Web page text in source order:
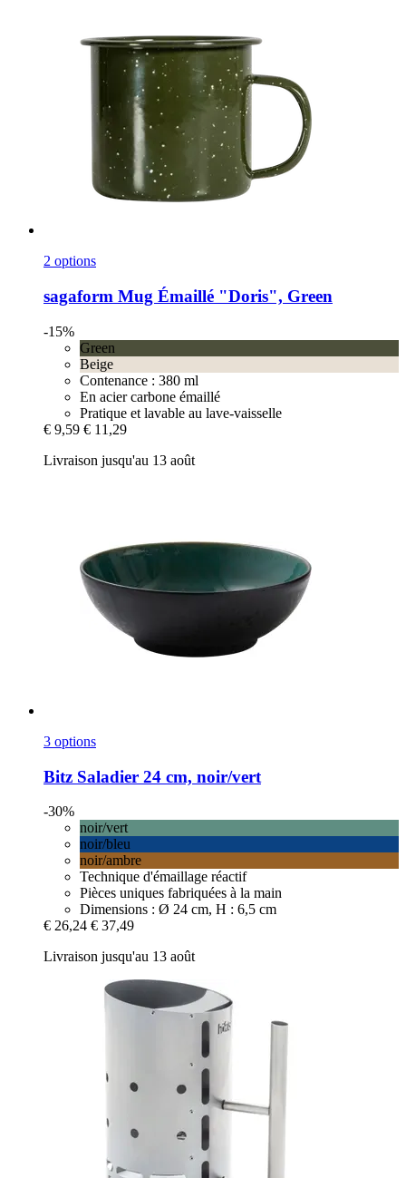
2 options
sagaform Mug Émaillé "Doris", Green
-15%
Green
Beige
Contenance : 380 ml
En acier carbone émaillé
Pratique et lavable au lave-vaisselle
€ 9,59 € 11,29
Livraison jusqu'au 13 août
3 options
Bitz Saladier 24 cm, noir/vert
-30%
noir/vert
noir/bleu
noir/ambre
Technique d'émaillage réactif
Pièces uniques fabriquées à la main
Dimensions : Ø 24 cm, H : 6,5 cm
€ 26,24 € 37,49
Livraison jusqu'au 13 août